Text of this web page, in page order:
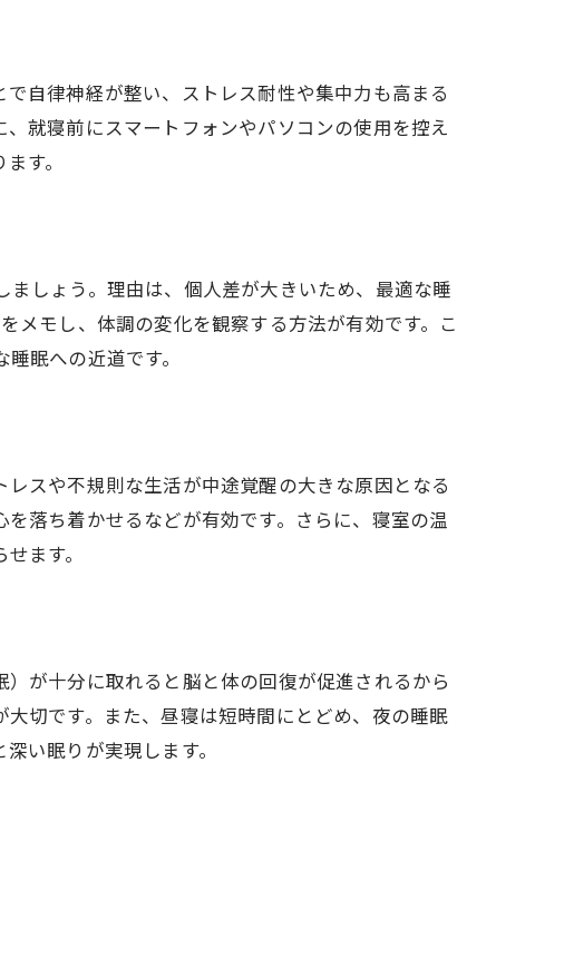
法
影響
自律神経が整い、ストレス耐性や集中力も高まる
就寝前にスマートフォンやパソコンの使用を控え
す。
しょう。理由は、個人差が大きいため、最適な睡
メモし、体調の変化を観察する方法が有効です。こ
眠への近道です。
スや不規則な生活が中途覚醒の大きな原因となる
落ち着かせるなどが有効です。さらに、寝室の温
ます。
が十分に取れると脳と体の回復が促進されるから
切です。また、昼寝は短時間にとどめ、夜の睡眠
い眠りが実現します。